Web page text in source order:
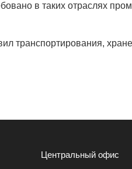
в таких отраслях
транспортирования,
Центральный офис